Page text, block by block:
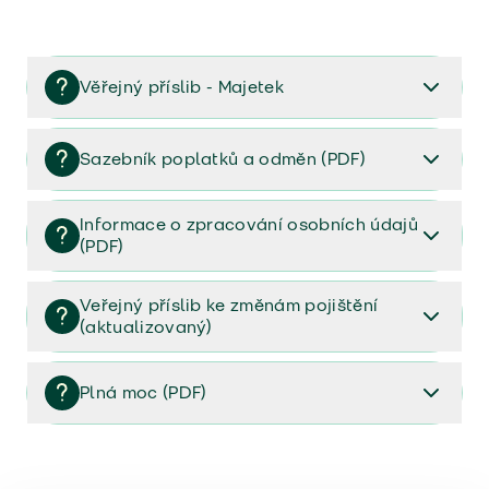
Věřejný příslib - Majetek
Věřejný příslib majetek 2023
Sazebník poplatků a odměn (PDF)
Sazebník poplatků a odměn (PDF)
Informace o zpracování osobních údajů
(PDF)
Informace o zpracování osobních údajů (PDF)
Veřejný příslib ke změnám pojištění
(aktualizovaný)
Veřejný příslib ke změnám pojištění (aktualizovaný)
Plná moc (PDF)